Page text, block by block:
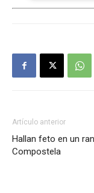
Artículo anterior
Hallan feto en un
Compostela